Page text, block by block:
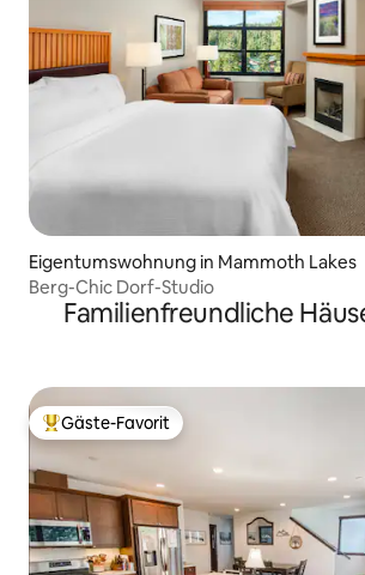
Eigentumswohnung in Mammoth Lakes
Berg-Chic Dorf-Studio
Familienfreundliche
Beliebter Gäste-Favorit.
Gäste-Favorit